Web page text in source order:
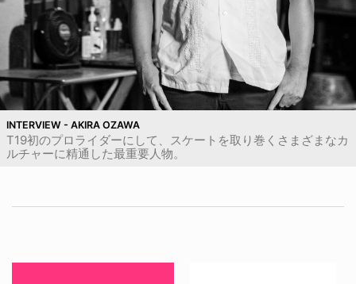
INTERVIEW - AKIRA OZAWA
T19初のプロライダーにして、スケートを取り巻くさまざまなカ
ルチャーに精通した最重要人物。